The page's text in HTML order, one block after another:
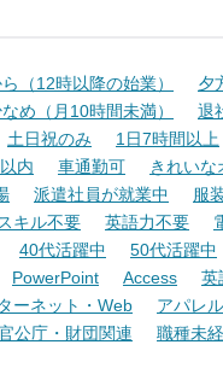
（12時以降の始業） 夕
め（月10時間未満） 退
土日祝のみ 1日7時間以上
内 車通勤可 きれいな
派遣社員が就業中 服
キル不要 英語力不要
40代活躍中 50代活躍中
PowerPoint Access 英
ーネット・Web アパレ
公庁・財団関連 職種未